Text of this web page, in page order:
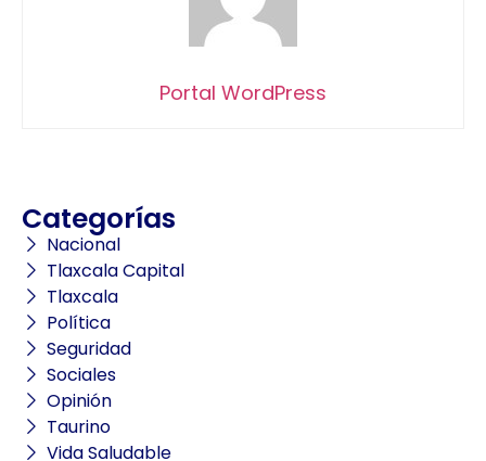
Portal WordPress
Categorías
Nacional
Tlaxcala Capital
Tlaxcala
Política
Seguridad
Sociales
Opinión
Taurino
Vida Saludable